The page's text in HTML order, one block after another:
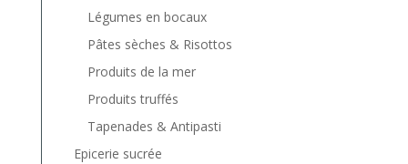
Légumes en bocaux
Pâtes sèches & Risottos
Produits de la mer
Produits truffés
Tapenades & Antipasti
Epicerie sucrée